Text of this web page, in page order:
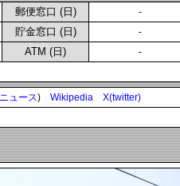
郵便窓口 (日) -
貯金窓口 (日) -
ATM (日) -
ニュース) Wikipedia X(twitter)